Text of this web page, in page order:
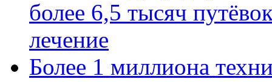
более 6,5 тысяч
лечение
Более 1 миллиона